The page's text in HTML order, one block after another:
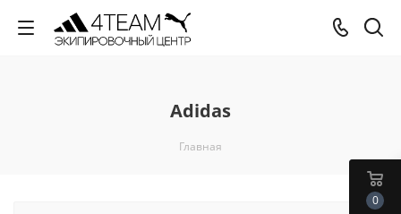
Adidas
Главная
0